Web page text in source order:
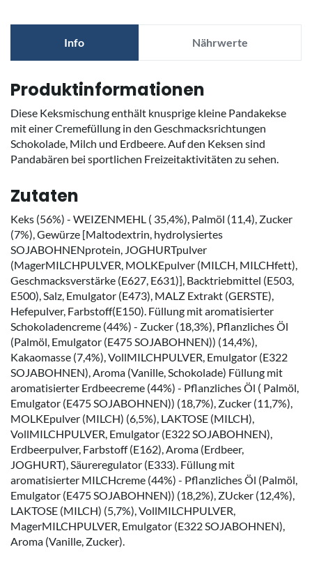
Info Nährwerte
Produktinformationen
Diese Keksmischung enthält knusprige kleine Pandakekse
mit einer Cremefüllung in den Geschmacksrichtungen
Schokolade, Milch und Erdbeere. Auf den Keksen sind
Pandabären bei sportlichen Freizeitaktivitäten zu sehen.
Zutaten
Keks (56%) - WEIZENMEHL ( 35,4%), Palmöl (11,4), Zucker
(7%), Gewürze [Maltodextrin, hydrolysiertes
SOJABOHNENprotein, JOGHURTpulver
(MagerMILCHPULVER, MOLKEpulver (MILCH, MILCHfett),
Geschmacksverstärke (E627, E631)], Backtriebmittel (E503,
E500), Salz, Emulgator (E473), MALZ Extrakt (GERSTE),
Hefepulver, Farbstoff(E150). Füllung mit aromatisierter
Schokoladencreme (44%) - Zucker (18,3%), Pflanzliches Öl
(Palmöl, Emulgator (E475 SOJABOHNEN)) (14,4%),
Kakaomasse (7,4%), VollMILCHPULVER, Emulgator (E322
SOJABOHNEN), Aroma (Vanille, Schokolade) Füllung mit
aromatisierter Erdbeecreme (44%) - Pflanzliches Öl ( Palmöl,
Emulgator (E475 SOJABOHNEN)) (18,7%), Zucker (11,7%),
MOLKEpulver (MILCH) (6,5%), LAKTOSE (MILCH),
VollMILCHPULVER, Emulgator (E322 SOJABOHNEN),
Erdbeerpulver, Farbstoff (E162), Aroma (Erdbeer,
JOGHURT), Säureregulator (E333). Füllung mit
aromatisierter MILCHcreme (44%) - Pflanzliches Öl (Palmöl,
Emulgator (E475 SOJABOHNEN)) (18,2%), ZUcker (12,4%),
LAKTOSE (MILCH) (5,7%), VollMILCHPULVER,
MagerMILCHPULVER, Emulgator (E322 SOJABOHNEN),
Aroma (Vanille, Zucker).